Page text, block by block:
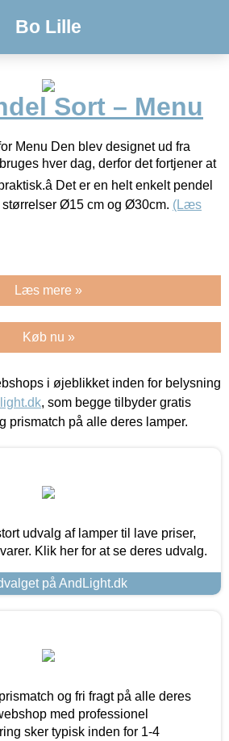
Bo Lille
Sort – Menu
Menu Den blev designet ud fra
bruges hver dag, derfor det fortjener at
Det er en helt enkelt pendel
Ø15 cm og Ø30cm. (Læs
Læs mere »
Køb nu »
i øjeblikket inden for belysning
, som begge tilbyder gratis
prismatch på alle deres lamper.
udvalg af lamper til lave priser,
Klik her for at se deres udvalg.
på AndLight.dk
og fri fragt på alle deres
med professionel
sker typisk inden for 1-4